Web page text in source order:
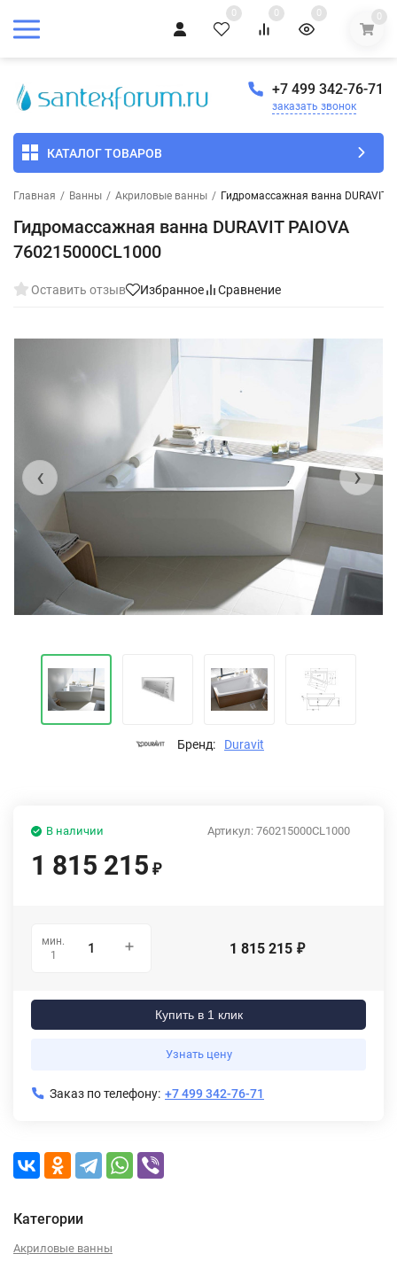
0 0 0 0
+7 499 342-76-71
заказать звонок
КАТАЛОГ ТОВАРОВ
Главная / Ванны / Акриловые ванны / Гидромассажная ванна DURAVIT
Гидромассажная ванна DURAVIT PAIOVA
760215000CL1000
Оставить отзыв Избранное Сравнение
‹ ›
Бренд: Duravit
Артикул: 760215000CL1000
В наличии
1 815 215 ₽
мин.
1
1 815 215 ₽
Купить в 1 клик
Узнать цену
Заказ по телефону: +7 499 342-76-71
Категории
Акриловые ванны